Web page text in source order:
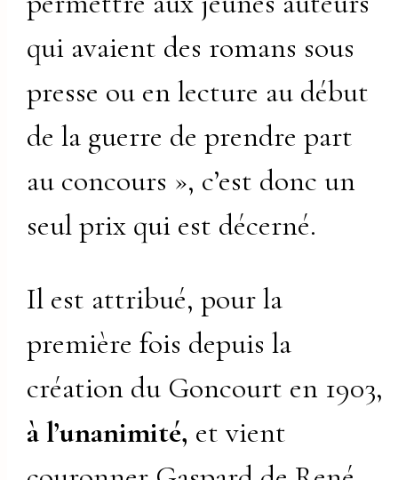
qui avaient des romans sous
presse ou en lecture au début
de la guerre de prendre part
au concours », c’est donc un
seul prix qui est décerné.
Il est attribué, pour la
première fois depuis la
création du Goncourt en 1903,
à l’unanimité, et vient